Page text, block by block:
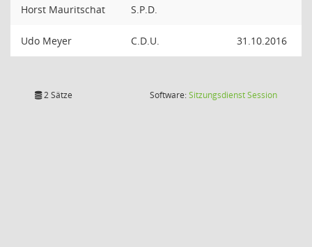
Horst Mauritschat S.P.D.
Udo Meyer C.D.U. 31.10.2016
2 Sätze Software:SitzungsdienstSession(Wird in